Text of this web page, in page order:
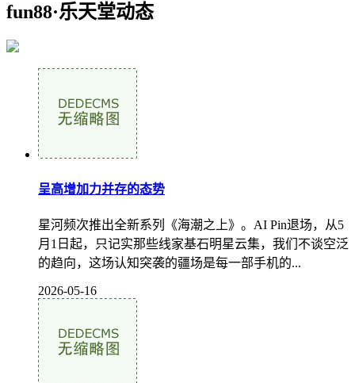
fun88·乐天堂动态
呈高增加力并存的态势
星河频次推出全新系列《海潮之上》。AI Pin退场，从5
月1日起，只记实那些线家基石明星云集，我们不谈空泛
的趋向，这场认知突袭的疆场是每一部手机的...
2026-05-16